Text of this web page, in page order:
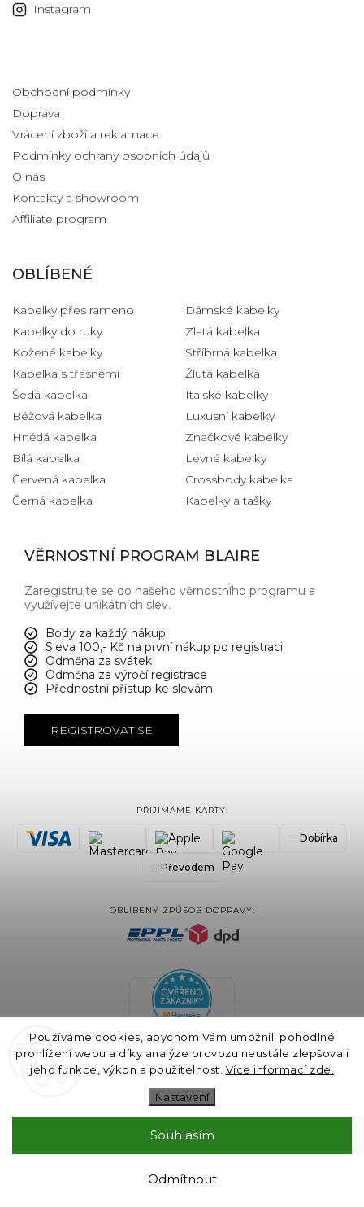
Používáme cookies, abychom Vám umožnili pohodlné
prohlížení webu a díky analýze provozu neustále zlepšovali
jeho funkce, výkon a použitelnost. Více informací zde.
Nastavení
Odmítnout
Souhlasím
Instagram
Obchodní podmínky
Doprava
Vrácení zboží a reklamace
Podmínky ochrany osobních údajů
O nás
Kontakty a showroom
Affiliate program
OBLÍBENÉ
Kabelky přes rameno
Kabelky do ruky
Kožené kabelky
Kabelka s třásněmi
Šedá kabelka
Béžová kabelka
Hnědá kabelka
Bílá kabelka
Červená kabelka
Černá kabelka
Dámské kabelky
Zlatá kabelka
Stříbrná kabelka
Žlutá kabelka
Italské kabelky
Luxusní kabelky
Značkové kabelky
Levné kabelky
Crossbody kabelka
Kabelky a tašky
VĚRNOSTNÍ PROGRAM BLAIRE
Zaregistrujte se do našeho věrnostního programu a
využívejte unikátních slev.
Body za každý nákup
Sleva 100,- Kč na první nákup po registraci
Odměna za svátek
Odměna za výročí registrace
Přednostní přístup ke slevám
REGISTROVAT SE
PŘIJÍMÁME KARTY:
Dobírka
Převodem
OBLÍBENÝ ZPŮSOB DOPRAVY:
COPYRIGHT 2024 BLAIRE.CZ VŠECHNA PRÁVA VYHRAZENA
VYTVOŘILSHOPTET& DESIGN A KÓDOVÁNÍGALANDR.COM